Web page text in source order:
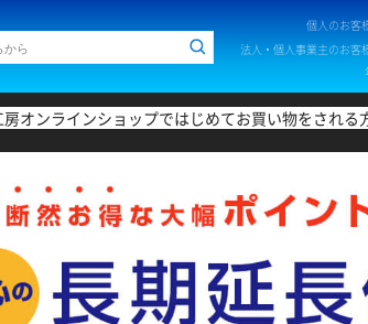
個人のお客
法人・個人事業主のお客
オンラインショップではじめてお買い物をされる